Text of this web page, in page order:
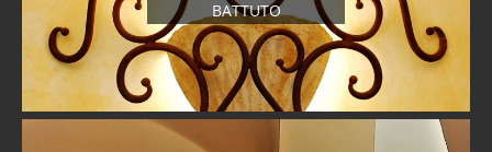
BATTUTO